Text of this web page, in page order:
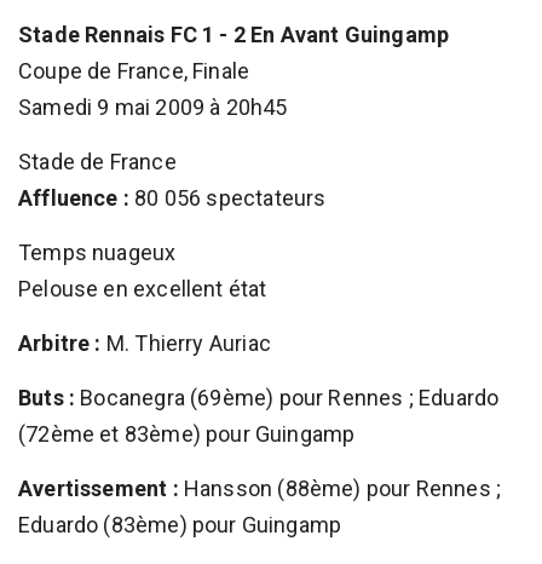
Stade Rennais FC 1 - 2 En Avant Guingamp
Coupe de France, Finale
Samedi 9 mai 2009 à 20h45
Stade de France
Affluence : 80 056 spectateurs
Temps nuageux
Pelouse en excellent état
Arbitre : M. Thierry Auriac
Buts : Bocanegra (69ème) pour Rennes ; Eduardo
(72ème et 83ème) pour Guingamp
Avertissement : Hansson (88ème) pour Rennes ;
Eduardo (83ème) pour Guingamp